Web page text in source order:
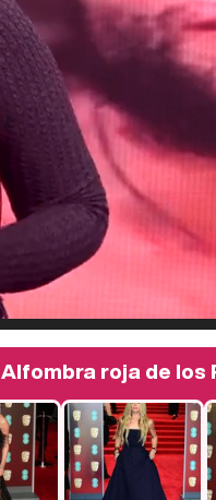
Alfombra roja de los